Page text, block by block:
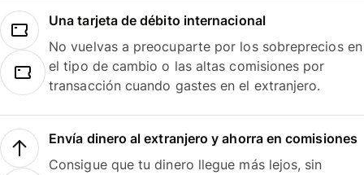
Una tarjeta de débito internacional
No vuelvas a preocuparte por los sobreprecios en
el tipo de cambio o las altas comisiones por
transacción cuando gastes en el extranjero.
Envía dinero al extranjero y ahorra en comisiones
Consigue que tu dinero llegue más lejos, sin